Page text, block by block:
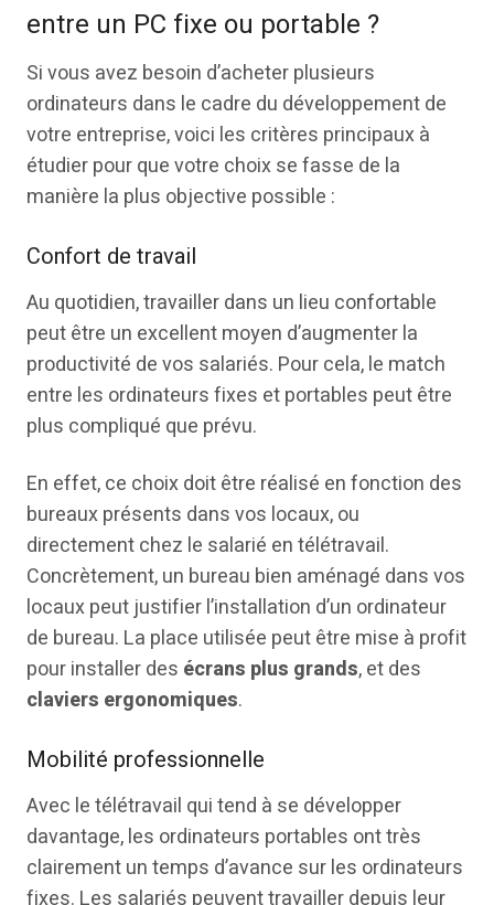
entre un PC fixe ou portable ?
Si vous avez besoin d’acheter plusieurs
ordinateurs dans le cadre du développement de
votre entreprise, voici les critères principaux à
étudier pour que votre choix se fasse de la
manière la plus objective possible :
Confort de travail
Au quotidien, travailler dans un lieu confortable
peut être un excellent moyen d’augmenter la
productivité de vos salariés. Pour cela, le match
entre les ordinateurs fixes et portables peut être
plus compliqué que prévu.
En effet, ce choix doit être réalisé en fonction des
bureaux présents dans vos locaux, ou
directement chez le salarié en télétravail.
Concrètement, un bureau bien aménagé dans vos
locaux peut justifier l’installation d’un ordinateur
de bureau. La place utilisée peut être mise à profit
pour installer des écrans plus grands, et des
claviers ergonomiques.
Mobilité professionnelle
Avec le télétravail qui tend à se développer
davantage, les ordinateurs portables ont très
clairement un temps d’avance sur les ordinateurs
fixes. Les salariés peuvent travailler depuis leur